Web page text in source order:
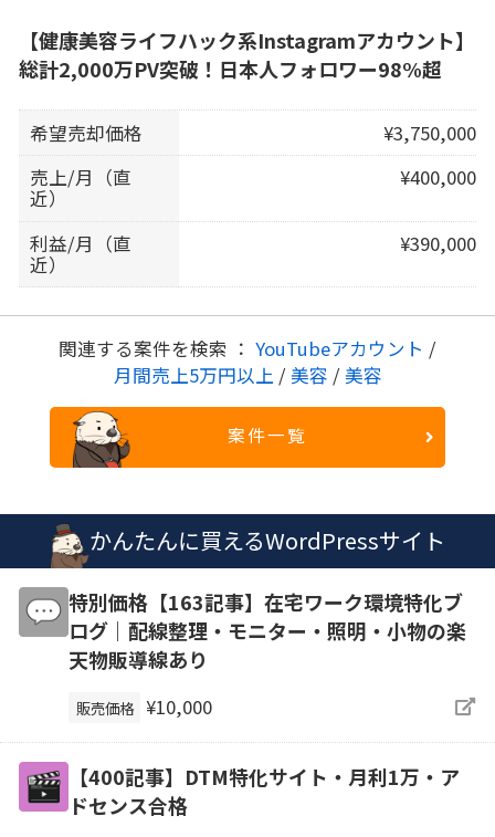
【健康美容ライフハック系Instagramアカウント】
総計2,000万PV突破！日本人フォロワー98%超
希望売却価格
¥3,750,000
売上/月（直
近）
¥400,000
利益/月（直
近）
¥390,000
関連する案件を検索 ： YouTubeアカウント /
月間売上5万円以上 / 美容 / 美容
案件一覧
かんたんに買えるWordPressサイト
特別価格【163記事】在宅ワーク環境特化ブ
ログ｜配線整理・モニター・照明・小物の楽
天物販導線あり
販売価格 ¥10,000
【400記事】DTM特化サイト・月利1万・ア
ドセンス合格